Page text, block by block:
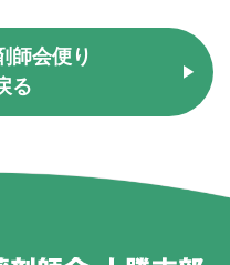
師会便り
る